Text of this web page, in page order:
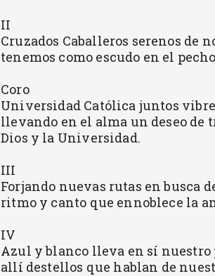
II
Cruzados Caballeros serenos de
tenemos como escudo en el
Coro
Universidad Católica juntos
llevando en el alma un deseo de
Dios y la Universidad.
III
Forjando nuevas rutas en busca
ritmo y canto que ennoblece la
IV
Azul y blanco lleva en sí
allí destellos que hablan de